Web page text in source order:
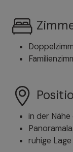
in der
ruhige Lage